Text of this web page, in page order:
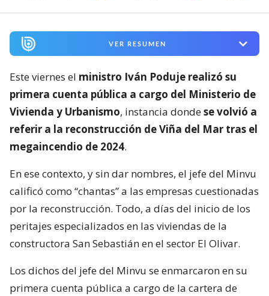
VER RESUMEN
Este viernes el ministro Iván Poduje realizó su
primera cuenta pública a cargo del Ministerio de
Vivienda y Urbanismo, instancia dondese volvió a
referir a la reconstrucción de Viña del Mar tras el
megaincendio de 2024.
En ese contexto, y sin dar nombres, el jefe del Minvu
calificó como “chantas” a las empresas cuestionadas
por la reconstrucción. Todo, a días del inicio de los
peritajes especializados en las viviendas de la
constructora San Sebastián en el sector El Olivar.
Los dichos del jefe del Minvu se enmarcaron en su
primera cuenta pública a cargo de la cartera de